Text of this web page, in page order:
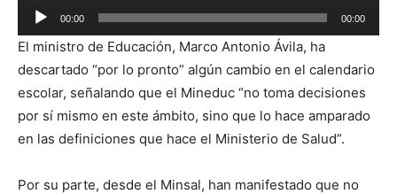
Reproductor
de
audio
00:00 00:00
El ministro de Educación, Marco Antonio Ávila, ha
descartado “por lo pronto” algún cambio en el calendario
escolar, señalando que el Mineduc “no toma decisiones
por sí mismo en este ámbito, sino que lo hace amparado
en las definiciones que hace el Ministerio de Salud”.
Por su parte, desde el Minsal, han manifestado que no